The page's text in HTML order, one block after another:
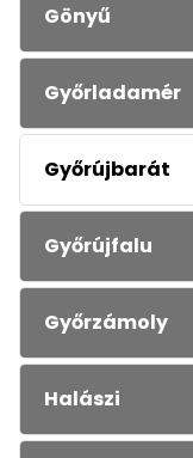
Gönyű
Győrladamér
Győrújbarát
Győrújfalu
Győrzámoly
Halászi